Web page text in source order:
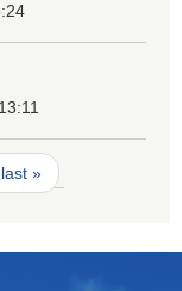
last »